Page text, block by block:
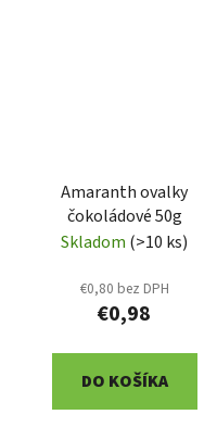
Amaranth ovalky
čokoládové 50g
Skladom (>10 ks)
€0,80 bez DPH
€0,98
DO KOŠÍKA